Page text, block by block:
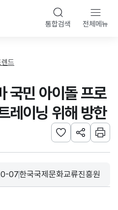
통합검색 전체메뉴
드
국민 아이돌 프로
레이닝 위해 방한
관심사 등록하기
URL 공유하
인쇄
07
수집기관
한국국제문화교류진흥원